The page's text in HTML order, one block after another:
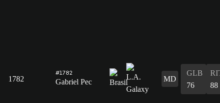
1782
#1782
Gabriel Pec MD
GLB
76
88